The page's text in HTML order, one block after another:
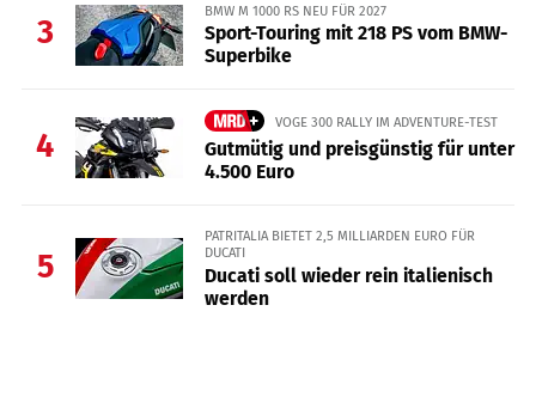
3
BMW M 1000 RS NEU FÜR 2027
Sport-Touring mit 218 PS vom BMW-
Superbike
4
VOGE 300 RALLY IM ADVENTURE-TEST
Gutmütig und preisgünstig für unter
4.500 Euro
5
PATRITALIA BIETET 2,5 MILLIARDEN EURO FÜR
DUCATI
Ducati soll wieder rein italienisch
werden